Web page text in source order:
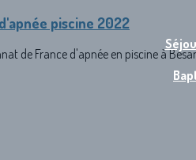
piscine 2022
de France d'apnée en piscine à